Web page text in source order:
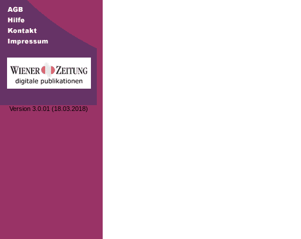
Version 3.0.01 (18.03.2018)